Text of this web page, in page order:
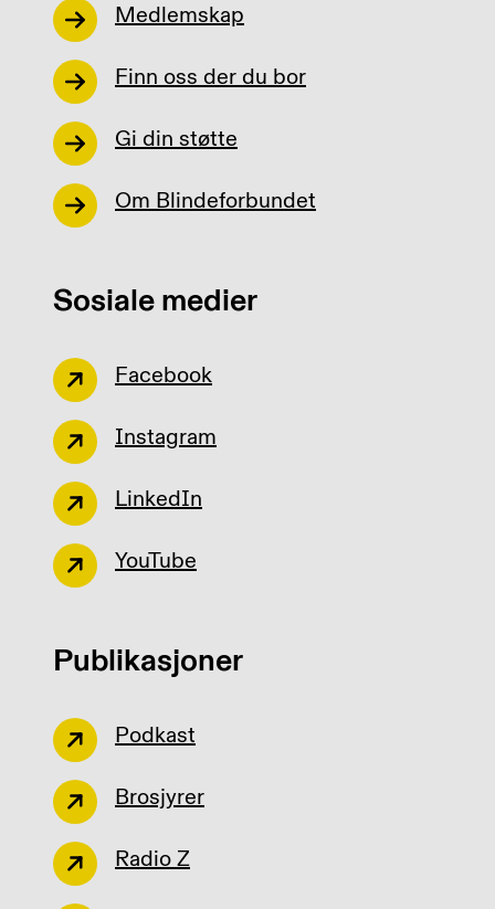
Medlemskap
Finn oss der du bor
Gi din støtte
Om Blindeforbundet
Sosiale medier
Facebook
Instagram
LinkedIn
YouTube
Publikasjoner
Podkast
Brosjyrer
Radio Z